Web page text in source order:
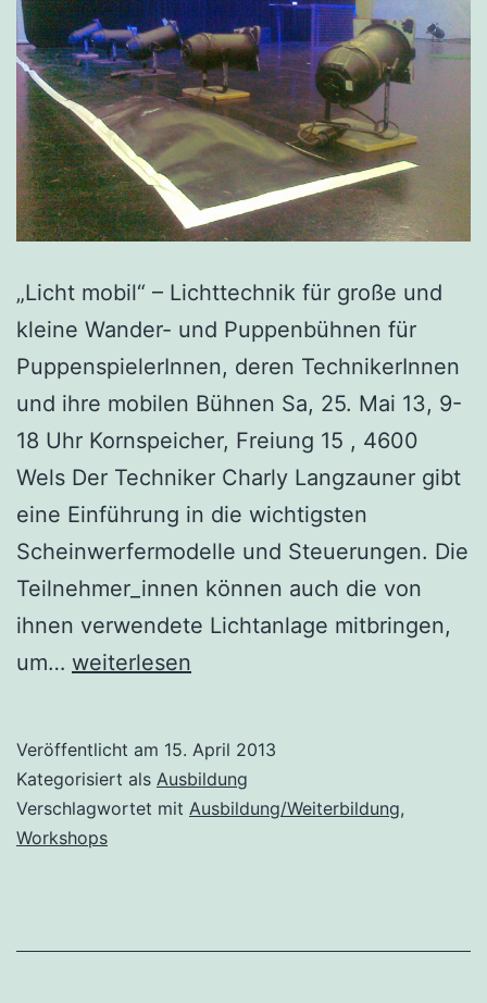
„Licht mobil“ – Lichttechnik für große und
kleine Wander- und Puppenbühnen für
PuppenspielerInnen, deren TechnikerInnen
und ihre mobilen Bühnen Sa, 25. Mai 13, 9-
18 Uhr Kornspeicher, Freiung 15 , 4600
Wels Der Techniker Charly Langzauner gibt
eine Einführung in die wichtigsten
Scheinwerfermodelle und Steuerungen. Die
Teilnehmer_innen können auch die von
ihnen verwendete Lichtanlage mitbringen,
um… Lichttechnik-
Wels
weiterlesen
Veröffentlicht am 15. April 2013
Kategorisiert als Ausbildung
Verschlagwortet mit Ausbildung/Weiterbildung,
Workshops